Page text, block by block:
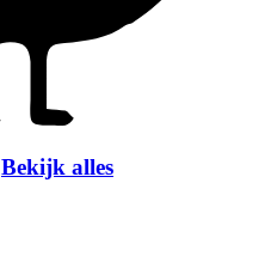
Bekijk alles